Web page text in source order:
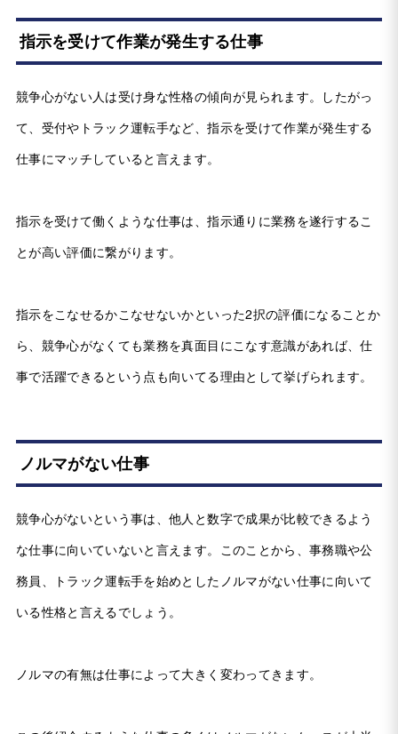
指示を受けて作業が発生する仕事
競争心がない人は受け身な性格の傾向が見られます。したがっ
て、受付やトラック運転手など、指示を受けて作業が発生する
仕事にマッチしていると言えます。
指示を受けて働くような仕事は、指示通りに業務を遂行するこ
とが高い評価に繋がります。
指示をこなせるかこなせないかといった2択の評価になることか
ら、競争心がなくても業務を真面目にこなす意識があれば、仕
事で活躍できるという点も向いてる理由として挙げられます。
ノルマがない仕事
競争心がないという事は、他人と数字で成果が比較できるよう
な仕事に向いていないと言えます。このことから、事務職や公
務員、トラック運転手を始めとしたノルマがない仕事に向いて
いる性格と言えるでしょう。
ノルマの有無は仕事によって大きく変わってきます。